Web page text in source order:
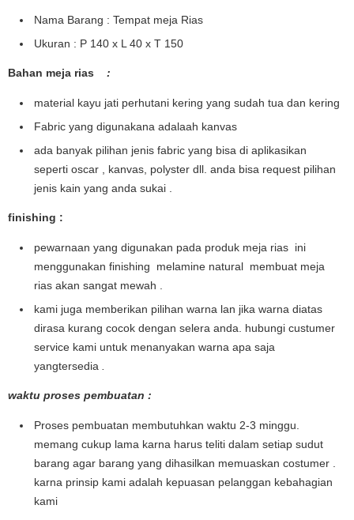
Nama Barang : Tempat meja Rias
Ukuran : P 140 x L 40 x T 150
Bahan meja rias :
material kayu jati perhutani kering yang sudah tua dan kering
Fabric yang digunakana adalaah kanvas
ada banyak pilihan jenis fabric yang bisa di aplikasikan
seperti oscar , kanvas, polyster dll. anda bisa request pilihan
jenis kain yang anda sukai .
finishing :
pewarnaan yang digunakan pada produk meja rias ini
menggunakan finishing melamine natural membuat meja
rias akan sangat mewah .
kami juga memberikan pilihan warna lan jika warna diatas
dirasa kurang cocok dengan selera anda. hubungi custumer
service kami untuk menanyakan warna apa saja
yangtersedia .
waktu proses pembuatan :
Proses pembuatan membutuhkan waktu 2-3 minggu.
memang cukup lama karna harus teliti dalam setiap sudut
barang agar barang yang dihasilkan memuaskan costumer .
karna prinsip kami adalah kepuasan pelanggan kebahagian
kami